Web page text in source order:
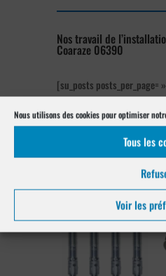
Nous utilisons des cookies pour optimiser
Tous les
Voir les
Nos travail de
Coaraze 06390
[su_posts posts_per_page=
post_type= »project »
orderby= »rand »]
Les produits de clôtures
à Coaraze 06390